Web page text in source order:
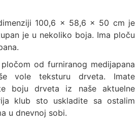
100,6 x 58,6 x 50 cm je
je u nekoliko boja. Ima ploču
od furniranog medijapana
vole teksturu drveta. Imate
boju drveta iz naše aktuelne
klub sto uskladite sa ostalim
u dnevnoj sobi.